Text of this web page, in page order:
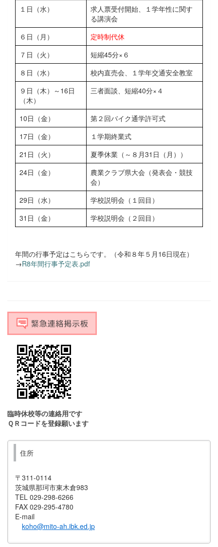
１日（水）
求人票受付開始、１学年性に関す
る講演会
６日（月）
定時制代休
７日（火）
短縮45分×６
８日（水）
校内直売会、１学年交通安全教室
９日（木）～16日
（木）
三者面談、短縮40分×４
10日（金）
第２回バイク通学許可式
17日（金）
１学期終業式
21日（火）
夏季休業（～８月31日（月））
24日（金）
農業クラブ県大会（発表会・競技
会）
29日（水）
学校説明会（１回目）
31日（金）
学校説明会（２回目）
年間の行事予定はこちらです。（令和８年５月16日現在）
→R8年間行事予定表.pdf
臨時休校等の連絡用です
ＱＲコードを登録願います
住所
〒311-0114
茨城県那珂市東木倉983
TEL 029-298-6266
FAX 029-295-4780
E-mail
koho@mito-ah.ibk.ed.jp